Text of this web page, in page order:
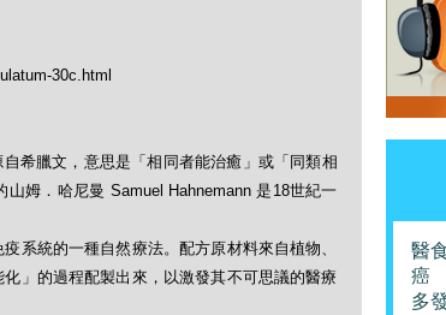
30c.html
希臘文，意思是「相同者能治癒」或「同類相
姆．哈尼曼 Samuel Hahnemann 是18世紀一
系統的一種自然療法。配方原材料來自植物、
」的過程配製出來，以激發其不可思議的醫療
醫
癌
多